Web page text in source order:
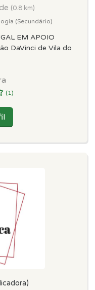
(0.8 km)
(Secundário)
EM APOIO
DaVinci de Vila do
(1)